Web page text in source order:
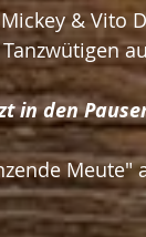
& Vito
in den
Meute"